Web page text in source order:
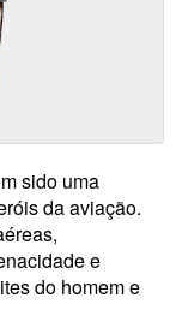
sido uma
da aviação.
e
do homem e